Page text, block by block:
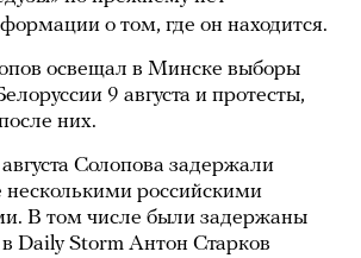
о том, где он находится.
освещал в Минске выборы
9 августа и протесты,
них.
Солопова задержали
несколькими российскими
В том числе были задержаны
Daily Storm Антон Старков